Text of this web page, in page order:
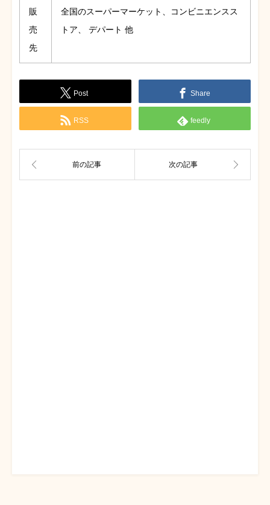
販
売
先
全国のスーパーマーケット、コンビニエンスス
トア、 デパート 他
Post Share
RSS feedly